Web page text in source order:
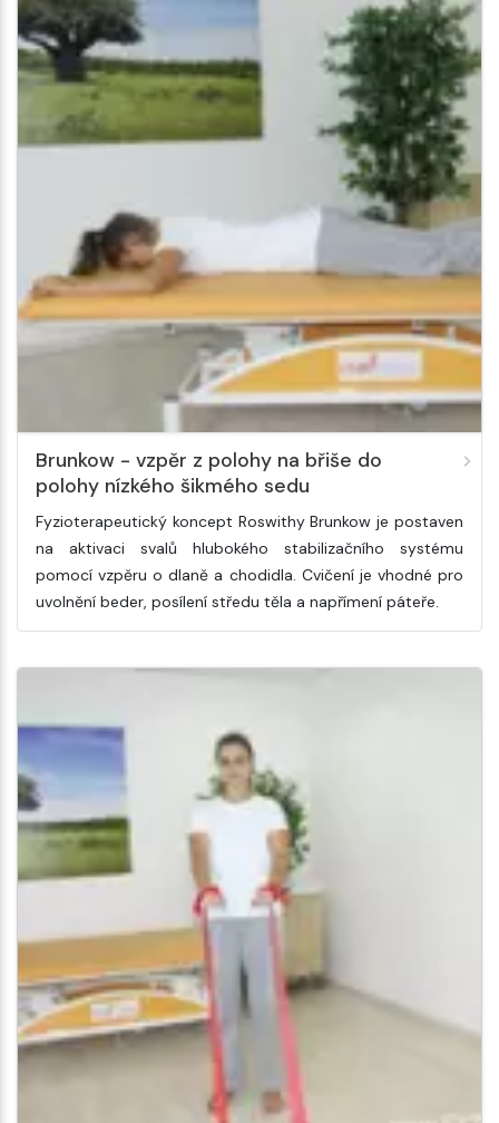
Brunkow - vzpěr z polohy na břiše do
polohy nízkého šikmého sedu
Fyzioterapeutický koncept Roswithy Brunkow je postaven
na aktivaci svalů hlubokého stabilizačního systému
pomocí vzpěru o dlaně a chodidla. Cvičení je vhodné pro
uvolnění beder, posílení středu těla a napřímení páteře.